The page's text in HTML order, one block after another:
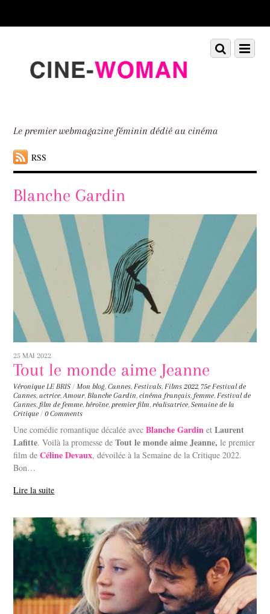
down
Le premier webmagazine féminin dédié au cinéma
RSS
Menu
Scroll
down
Blanche Gardin
25 MAI 2022
Tout le monde aime Jeanne
Véronique LE BRIS / Mon blog,Cannes, Festivals, Films 2022,75e Festival de
Cannes,actrice,Amour, Blanche Gardin,cinéma français, femme, Festival de
Cannes, film de femme,héroïne, premier film, réalisatrice,Semaine de la
Critique / 0 Comments
Une comédie romantique décalée avecBlanche Gardin etLaurent
Lafitte. Voilà la promesse deTout le monde aime Jeanne, le premier
film deCéline Devaux, dévoilée à la Semaine de la Critique 2022.
Bon…
Lire la suite